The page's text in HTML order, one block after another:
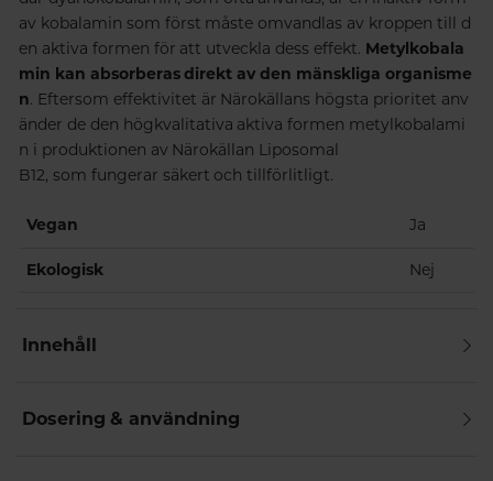
av kobalamin som först måste omvandlas av kroppen till
d
en aktiva formen för att utveckla dess effekt. Metylkobala
min kan absorberas direkt av den mänskligaorganisme
n. Eftersom effektivitet är Närokällans högsta prioritet anv
änder de den högkvalitativa aktiva formen metylkobalami
n i produktionen av Närokällan Liposomal
B12, som fungerar säkert och tillförlitligt.
Vegan Ja
Ekologisk Nej
Innehåll
Dosering & användning